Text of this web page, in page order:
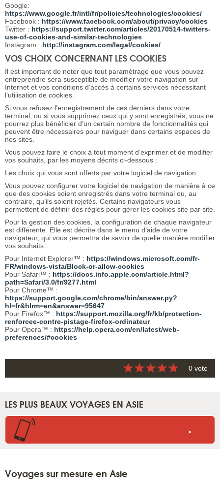
Google:
https://www.google.fr/intl/fr/policies/technologies/cookies/
Facebook : https://www.facebook.com/about/privacy/cookies
Twitter : https://support.twitter.com/articles/20170514-twitters-
use-of-cookies-and-similar-technologies
Instagram : http://instagram.com/legal/cookies/
VOS CHOIX CONCERNANT LES COOKIES
Il est important de noter que tout paramétrage que vous pouvez
entreprendre sera susceptible de modifier votre navigation sur
Internet et vos conditions d’accès à certains services nécessitant
l’utilisation de cookies.
Si vous refusez l’enregistrement de ces derniers dans votre
terminal, ou si vous supprimez ceux qui y sont enregistrés, vous ne
pourrez plus bénéficier d’un certain nombre de fonctionnalités qui
peuvent être nécessaires pour naviguer dans certains espaces de
nos sites.
Vous pouvez faire le choix à tout moment d’exprimer et de modifier
vos souhaits, par les moyens décrits ci-dessous :
Les choix qui vous sont offerts par votre logiciel de navigation
Vous pouvez configurer votre logiciel de navigation de manière à ce
que des cookies soient enregistrés dans votre terminal ou, au
contraire, qu’ils soient rejetés. Certains navigateurs vous
permettent de définir des règles pour gérer les cookies site par site.
Pour la gestion des cookies, la configuration de chaque navigateur
est différente. Elle est décrite dans le menu d’aide de votre
navigateur, qui vous permettra de savoir de quelle manière modifier
vos souhaits :
Pour Internet Explorer™ : https://windows.microsoft.com/fr-
FR/windows-vista/Block-or-allow-cookies
Pour Safari™ : https://docs.info.apple.com/article.html?
path=Safari/3.0/fr/9277.html
Pour Chrome™ :
https://support.google.com/chrome/bin/answer.py?
hl=fr&hlrm=en&answer=95647
Pour Firefox™ : https://support.mozilla.org/fr/kb/protection-
renforcee-contre-pistage-firefox-ordinateur
Pour Opera™ : https://help.opera.com/en/latest/web-
preferences/#cookies
0 vote
LES PLUS BEAUX VOYAGES EN ASIE
..
Voyages sur mesure en Asie